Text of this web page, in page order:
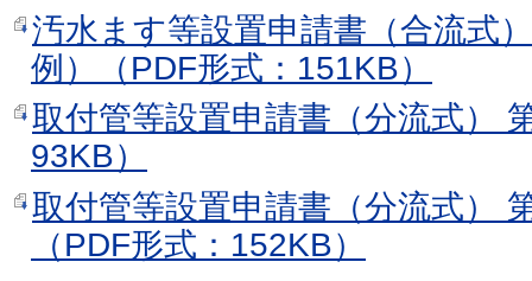
汚水ます等設置申請書（合流式
例）（PDF形式：151KB）
取付管等設置申請書（分流式）
93KB）
取付管等設置申請書（分流式）
（PDF形式：152KB）